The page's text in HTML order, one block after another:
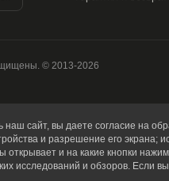
© 2013-2026
наш сайт, вы даете согласие на
и разрешение его экрана;
открывает и на какие кнопки
исследований и обзоров. Если